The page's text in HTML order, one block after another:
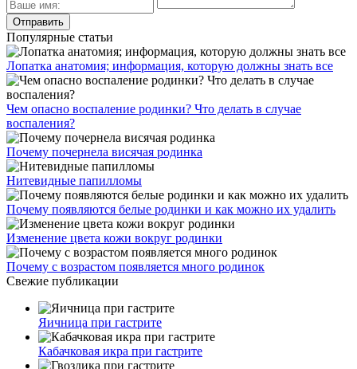
Популярные статьи
Лопатка анатомия; информация, которую должны знать все
Чем опасно воспаление родинки? Что делать в случае
воспаления?
Почему почернела висячая родинка
Нитевидные папилломы
Почему появляются белые родинки и как можно их удалить
Изменение цвета кожи вокруг родинки
Почему с возрастом появляется много родинок
Свежие публикации
Яичница при гастрите
Кабачковая икра при гастрите